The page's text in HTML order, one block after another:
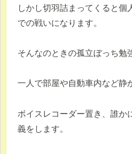
しかし切羽詰まってくると個
での戦いになります。
そんなのときの孤立ぼっち勉
一人で部屋や自動車内など静
ボイスレコーダー置き、誰か
義をします。